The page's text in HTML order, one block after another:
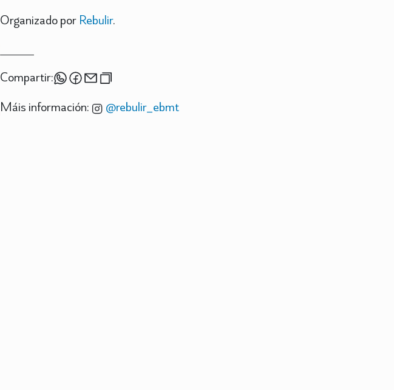
Organizado por Rebulir.
Compartir:
Máis información:
@rebulir_ebmt